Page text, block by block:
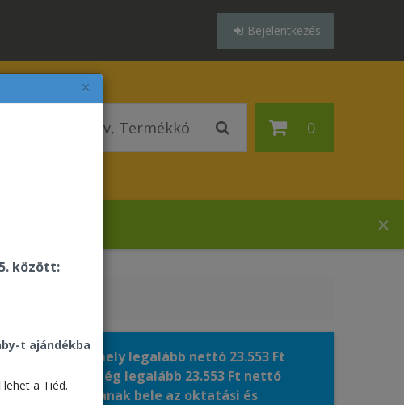
×
között:
t ajándékba
lehet a Tiéd.
Bejelentkezés
0
amely legalább nettó 23.553 Ft
helyezzen még legalább 23.553 Ft nettó
nem számítanak bele az oktatási és